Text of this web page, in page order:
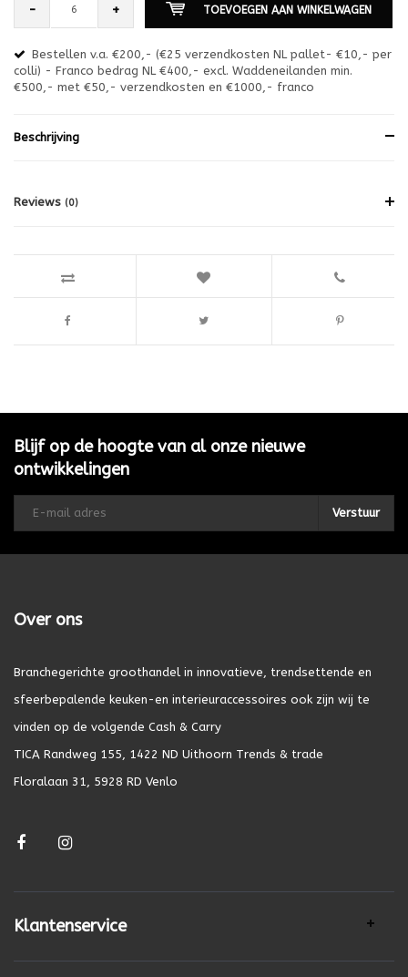
- + TOEVOEGEN AAN WINKELWAGEN
Bestellen v.a. €200,- (€25 verzendkosten NL pallet- €10,- per
colli) - Franco bedrag NL €400,- excl. Waddeneilanden min.
€500,- met €50,- verzendkosten en €1000,- franco
Beschrijving
Reviews (0)
Blijf op de hoogte van al onze nieuwe
ontwikkelingen
Verstuur
Over ons
Branchegerichte groothandel in innovatieve, trendsettende en
sfeerbepalende keuken-en interieuraccessoires ook zijn wij te
vinden op de volgende Cash & Carry
TICA Randweg 155, 1422 ND Uithoorn Trends & trade
Floralaan 31, 5928 RD Venlo
Klantenservice